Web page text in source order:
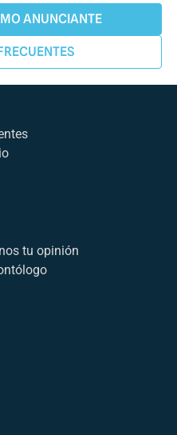
ANUNCIANTE
tu opinión